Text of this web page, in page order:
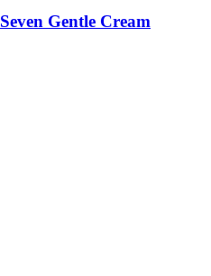
Gentle Cream